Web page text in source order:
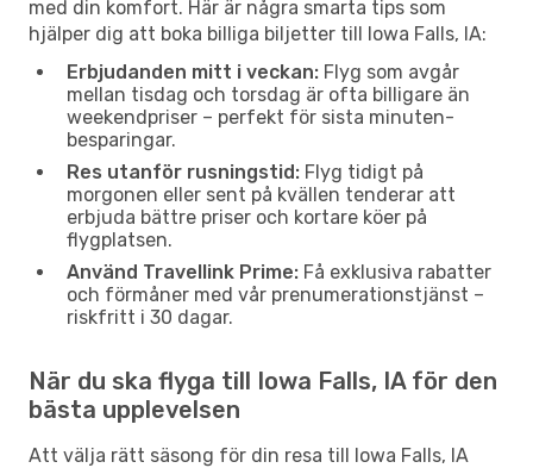
med din komfort. Här är några smarta tips som
hjälper dig att boka billiga biljetter till Iowa Falls, IA:
Erbjudanden mitt i veckan: Flyg som avgår
mellan tisdag och torsdag är ofta billigare än
weekendpriser – perfekt för sista minuten-
besparingar.
Res utanför rusningstid: Flyg tidigt på
morgonen eller sent på kvällen tenderar att
erbjuda bättre priser och kortare köer på
flygplatsen.
Använd Travellink Prime: Få exklusiva rabatter
och förmåner med vår prenumerationstjänst –
riskfritt i 30 dagar.
När du ska flyga till Iowa Falls, IA för den
bästa upplevelsen
Att välja rätt säsong för din resa till Iowa Falls, IA